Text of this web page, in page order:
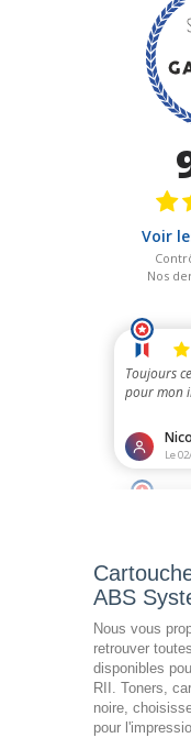
ABS
Nous vous
retrouver
disponibles
RII. Toners,
noire,
pour